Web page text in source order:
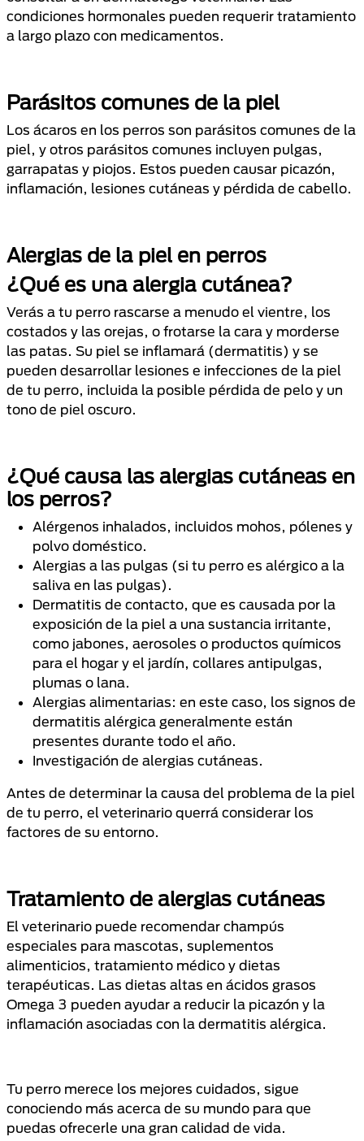
condiciones hormonales pueden requerir tratamiento
a largo plazo con medicamentos.
Parásitos comunes de la piel
Los ácaros en los perros son parásitos comunes de la
piel, y otros parásitos comunes incluyen pulgas,
garrapatas y piojos. Estos pueden causar picazón,
inflamación, lesiones cutáneas y pérdida de cabello.
Alergias de la piel en perros
¿Qué es una alergia cutánea?
Verás a tu perro rascarse a menudo el vientre, los
costados y las orejas, o frotarse la cara y morderse
las patas. Su piel se inflamará (dermatitis) y se
pueden desarrollar lesiones e infecciones de la piel
de tu perro, incluida la posible pérdida de pelo y un
tono de piel oscuro.
¿Qué causa las alergias cutáneas en
los perros?
Alérgenos inhalados, incluidos mohos, pólenes y
polvo doméstico.
Alergias a las pulgas (si tu perro es alérgico a la
saliva en las pulgas).
Dermatitis de contacto, que es causada por la
exposición de la piel a una sustancia irritante,
como jabones, aerosoles o productos químicos
para el hogar y el jardín, collares antipulgas,
plumas o lana.
Alergias alimentarias: en este caso, los signos de
dermatitis alérgica generalmente están
presentes durante todo el año.
Investigación de alergias cutáneas.
Antes de determinar la causa del problema de la piel
de tu perro, el veterinario querrá considerar los
factores de su entorno.
Tratamiento de alergias cutáneas
El veterinario puede recomendar champús
especiales para mascotas, suplementos
alimenticios, tratamiento médico y dietas
terapéuticas. Las dietas altas en ácidos grasos
Omega 3 pueden ayudar a reducir la picazón y la
inflamación asociadas con la dermatitis alérgica.
Tu perro merece los mejores cuidados, sigue
conociendo más acerca de su mundo para que
puedas ofrecerle una gran calidad de vida.